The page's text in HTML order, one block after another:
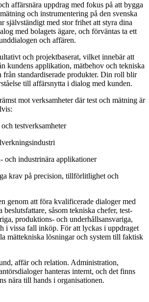
affärsnära uppdrag med fokus på att bygga
och instrumentering på den svenska
självständigt med stor frihet att styra dina
med bolagets ägare, och förväntas ta ett
och affären.
och projektbaserat, vilket innebär att
kundens applikation, mätbehov och tekniska
från standardiserade produkter. Din roll blir
till affärsnytta i dialog med kunden.
mot verksamheter där test och mätning är
testverksamheter
och industrinära applikationer
krav på precision, tillförlitlighet och
genom att föra kvalificerade dialoger med
beslutsfattare, såsom tekniska chefer, test-
produktions- och underhållsansvariga,
i vissa fall inköp. För att lyckas i uppdraget
mättekniska lösningar och system till faktisk
affär och relation. Administration,
hanteras internt, och det finns
nära till hands i organisationen.